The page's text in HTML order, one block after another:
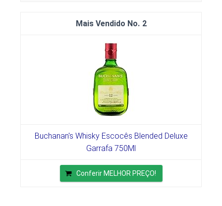
2
Buchanan's Whisky Escocês Blended Deluxe
Garrafa 750Ml
Conferir MELHOR PREÇO!